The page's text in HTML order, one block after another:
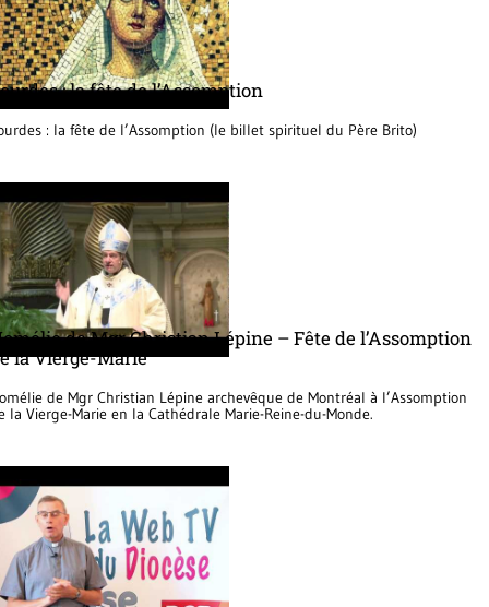
: la fête de l’Assomption
: la fête de l’Assomption (le billet spirituel du Père Brito)
de Mgr Christian Lépine – Fête de l’Assomption
la Vierge-Marie
de Mgr Christian Lépine archevêque de Montréal à l’Assomption
la Vierge-Marie en la Cathédrale Marie-Reine-du-Monde.